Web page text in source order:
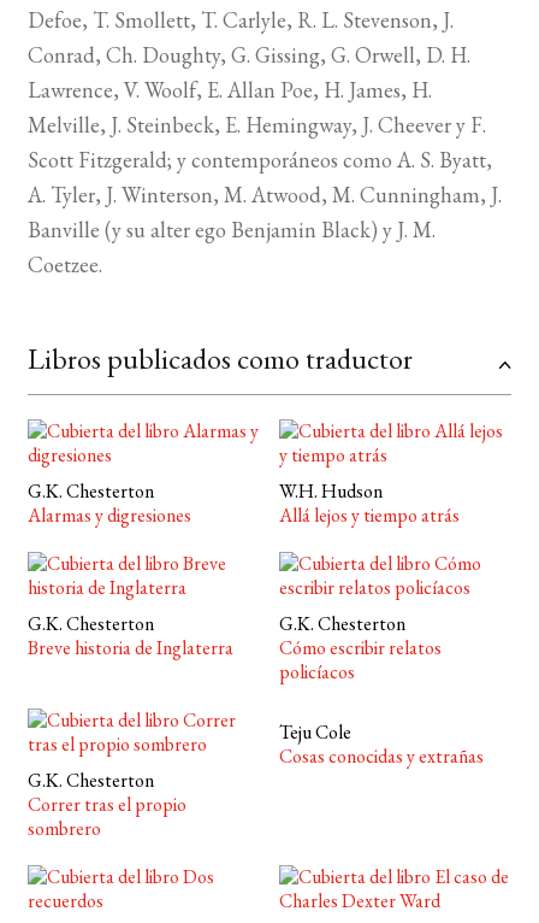
CONTACTO
MI CUENTA
BUSCAR
LISTA DE LIBROS
Defoe, T. Smollett, T. Carlyle, R. L. Stevenson, J.
Conrad, Ch. Doughty, G. Gissing, G. Orwell, D. H.
Lawrence, V. Woolf, E. Allan Poe, H. James, H.
Melville, J. Steinbeck, E. Hemingway, J. Cheever y F.
Scott Fitzgerald; y contemporáneos como A. S. Byatt,
A. Tyler, J. Winterson, M. Atwood, M. Cunningham, J.
Banville (y su alter ego Benjamin Black) y J. M.
Coetzee.
Libros publicados como traductor
G.K. Chesterton
Alarmas y digresiones
W.H. Hudson
Allá lejos y tiempo atrás
G.K. Chesterton
Breve historia de Inglaterra
G.K. Chesterton
Cómo escribir relatos
policíacos
G.K. Chesterton
Correr tras el propio
sombrero
Teju Cole
Cosas conocidas y extrañas